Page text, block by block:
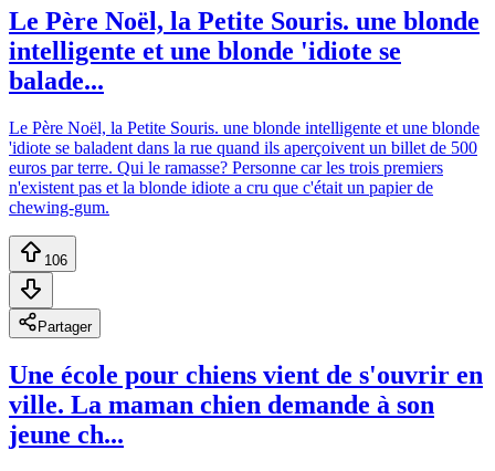
Le Père Noël, la Petite Souris. une blonde
intelligente et une blonde 'idiote se
balade...
Le Père Noël, la Petite Souris. une blonde intelligente et une blonde
'idiote se baladent dans la rue quand ils aperçoivent un billet de 500
euros par terre. Qui le ramasse? Personne car les trois premiers
n'existent pas et la blonde idiote a cru que c'était un papier de
chewing-gum.
106
Partager
Une école pour chiens vient de s'ouvrir en
ville. La maman chien demande à son
jeune ch...